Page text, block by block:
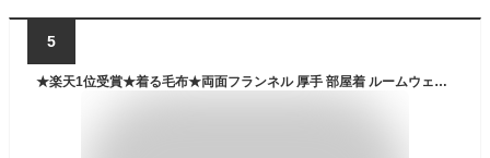
5
★楽天1位受賞★着る毛布★両面フランネル 厚手 部屋着 ルームウェア ふわふわ 男女 レディース メンズ あったか 着るブランケット お風呂上り もこもこ かわいい シンプル 寒さ対策無地 柔らか フリーサイズ 秋冬用 ポケット ギフト